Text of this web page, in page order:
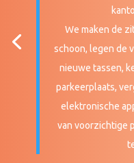
We maken de
schoon, legen de
nieuwe tassen,
parkeerplaats,
elektronische
van voorzichtige